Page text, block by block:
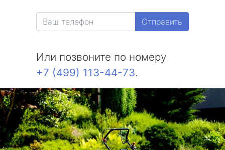
Отправить
Или позвоните по номеру
+7 (499) 113-44-73.